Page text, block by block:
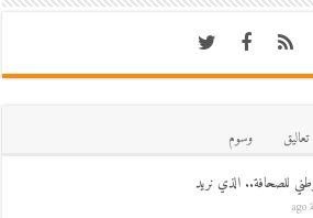
تعاليق
وسوم
للصحافة.. الذي نريد